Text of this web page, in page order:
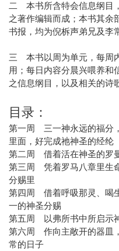
二 本书所含特会信息纲目
之著作编辑而成；本书其余
书报，均为倪柝声弟兄及李
三 本书以周为单元，每周
用；每日内容分晨兴喂养和
之信息纲目，以及相关的诗
目录：
第一周 三一神永远的福分
里面，好完成祂神圣的经纶
第二周 借着活在神圣的罗
第三周 凭着罗马八章里生
分赐里
第四周 借着呼吸那灵、喝
一的神圣分赐
第五周 以弗所书中所启示
第六周 作向主敞开的器皿
常的日子